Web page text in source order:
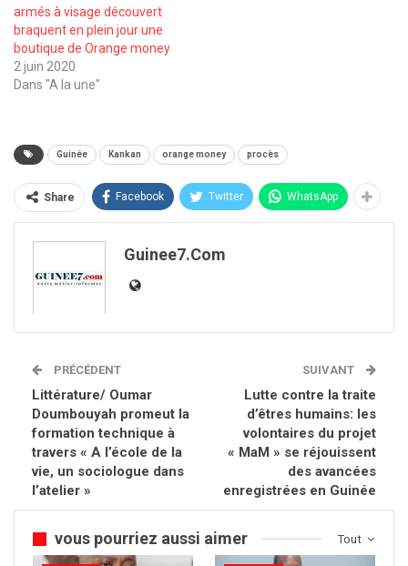
armés à visage découvert
braquent en plein jour une
boutique de Orange money
2 juin 2020
Dans "A la une"
Guinée Kankan orange money procès
Share Facebook Twitter WhatsApp
Guinee7.com
PRÉCÉDENT
Littérature/ Oumar
Doumbouyah promeut la
formation technique à
travers « A l’école de la
vie, un sociologue dans
l’atelier »
SUIVANT
Lutte contre la traite
d’êtres humains: les
volontaires du projet
« MaM » se réjouissent
des avancées
enregistrées en Guinée
Tout
vous pourriez aussi aimer